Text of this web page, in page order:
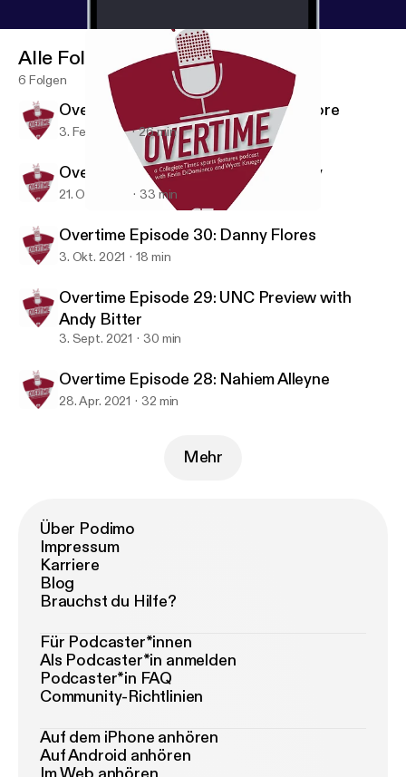
Overtime
Alle Folgen
6 Folgen
Overtime Episode 32: Georgia Amoore
3. Feb. 2022 26 min
Overtime Episode 31: Storm Murphy
21. Okt. 2021 33 min
Overtime Episode 30: Danny Flores
3. Okt. 2021 18 min
Overtime Episode 29: UNC Preview with
Andy Bitter
3. Sept. 2021 30 min
Overtime Episode 28: Nahiem Alleyne
28. Apr. 2021 32 min
Mehr
Über Podimo
Impressum
Karriere
Blog
Brauchst du Hilfe?
Für Podcaster*innen
Als Podcaster*in anmelden
Podcaster*in FAQ
Community-Richtlinien
Auf dem iPhone anhören
Auf Android anhören